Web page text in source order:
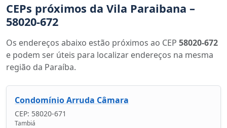
CEPs próximos da Vila Paraibana –
58020-672
Os endereços abaixo estão próximos ao CEP 58020-672
e podem ser úteis para localizar endereços na mesma
região da Paraíba.
Condomínio Arruda Câmara
CEP: 58020-671
Tambiá